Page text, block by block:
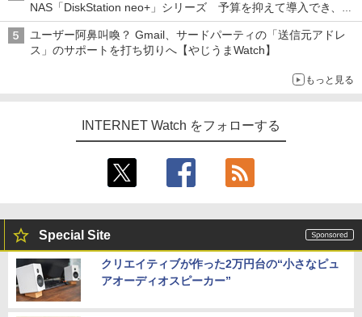
NAS「DiskStation neo+」シリーズ 予算を抑えて導入でき、
ECCメモリへのアップグレードも可能
ユーザー阿鼻叫喚？ Gmail、サードパーティの「送信元アドレ
ス」のサポートを打ち切りへ【やじうまWatch】
もっと見る
INTERNET Watch をフォローする
Special Site
クリエイティブが作った2万円台の“小さなピュ
アオーディオスピーカー”